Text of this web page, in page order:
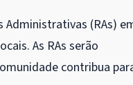
(RAs)
As RAs serão
contribua